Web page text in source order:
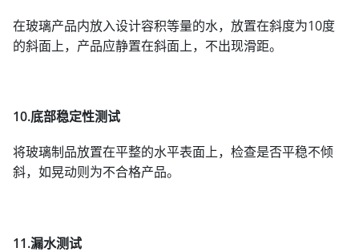
在玻璃产品内放入设计容积等量的水，放置在斜度为10度
的斜面上，产品应静置在斜面上，不出现滑距。
10.底部稳定性测试
将玻璃制品放置在平整的水平表面上，检查是否平稳不倾
斜，如晃动则为不合格产品。
11.漏水测试